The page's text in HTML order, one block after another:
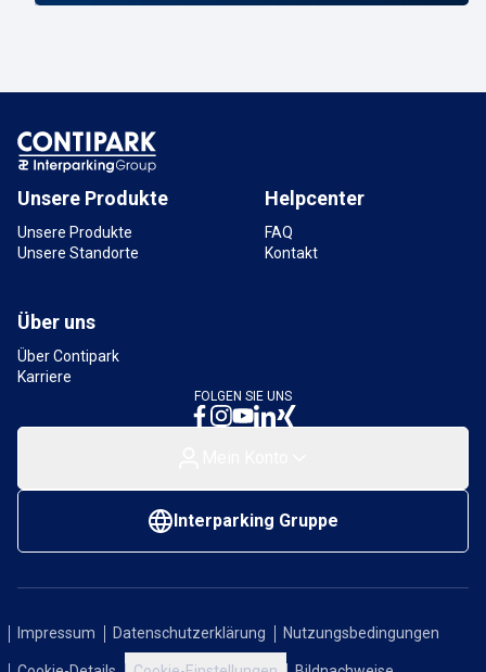
Unsere Produkte
Unsere Produkte
Unsere Standorte
Helpcenter
FAQ
Kontakt
Über uns
Über Contipark
Karriere
FOLGEN SIE UNS
Interparking Gruppe
Impressum Datenschutzerklärung Nutzungsbedingungen